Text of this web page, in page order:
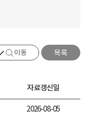
이동 목록
자료갱신일
2026-08-05